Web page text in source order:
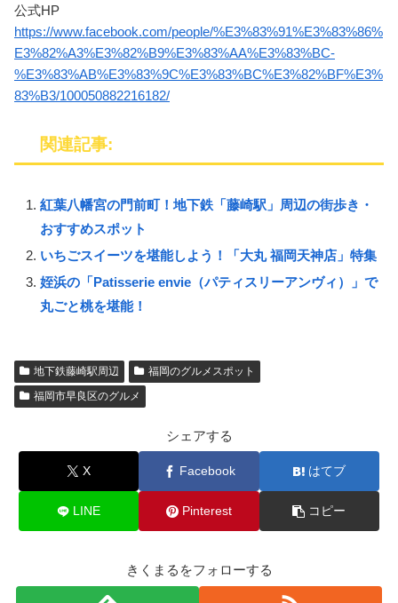
公式HP
https://www.facebook.com/people/%E3%83%91%E3%83%86%
E3%82%A3%E3%82%B9%E3%83%AA%E3%83%BC-
%E3%83%AB%E3%83%9C%E3%83%BC%E3%82%BF%E3%
83%B3/100050882216182/
関連記事:
紅葉八幡宮の門前町！地下鉄「藤崎駅」周辺の街歩き・
おすすめスポット
いちごスイーツを堪能しよう！「大丸 福岡天神店」特集
姪浜の「Patisserie envie（パティスリーアンヴィ）」で
丸ごと桃を堪能！
地下鉄藤崎駅周辺
福岡のグルメスポット
福岡市早良区のグルメ
シェアする
X Facebook はてブ
LINE Pinterest コピー
きくまるをフォローする